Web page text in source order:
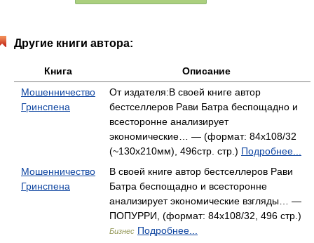
Другие книги автора:
Книга
Описание
Мошенничество
Гринспена
От издателя:В своей книге автор
бестселлеров Рави Батра беспощадно и
всесторонне анализирует
экономические… — (формат: 84x108/32
(~130x210мм), 496стр. стр.) Подробнее...
Мошенничество
Гринспена
В своей книге автор бестселлеров Рави
Батра беспощадно и всесторонне
анализирует экономические взгляды… —
ПОПУРРИ, (формат: 84x108/32, 496 стр.)
Бизнес Подробнее...